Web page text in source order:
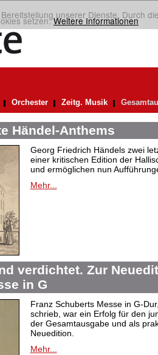
unserer Dienste. Durch
setzen.Weitere Informationen
Orchester Zeitg. Musik
Händel-Anthems
Georg Friedrich Händels zwei
einer kritischen Edition der
und ermöglichen nun
Mehr...
verdichtet. Zur
in G
Franz Schuberts Messe in G-
schrieb, war ein Erfolg für den
der Gesamtausgabe und als
Neuedition.
Mehr...